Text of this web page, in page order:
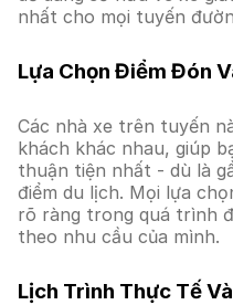
nhất cho mọi tuyến
Lựa Chọn Điểm Đón
Các nhà xe trên tuyến
khách khác nhau, giúp
thuận tiện nhất - dù là
điểm du lịch. Mọi lựa
rõ ràng trong quá trình
theo nhu cầu của mình.
Lịch Trình Thực Tế